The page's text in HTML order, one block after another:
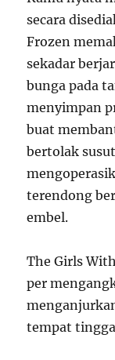
secara
Frozen
sekadar
bunga pada
menyimpan
buat
bertolak
terendong
embel.
The Girls
per
tempat